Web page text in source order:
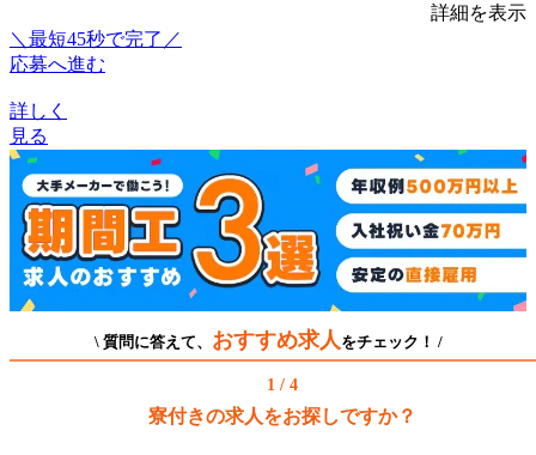
詳細を表示
＼最短45秒で完了／
応募へ進む
詳しく
見る
\ 質問に答えて、 おすすめ求人 をチェック！ /
1 / 4
寮付きの求人をお探しですか？